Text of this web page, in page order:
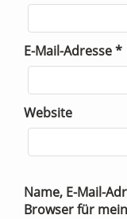
E-Mail-Adresse*
Website
Name, E-Mail-
Browser für